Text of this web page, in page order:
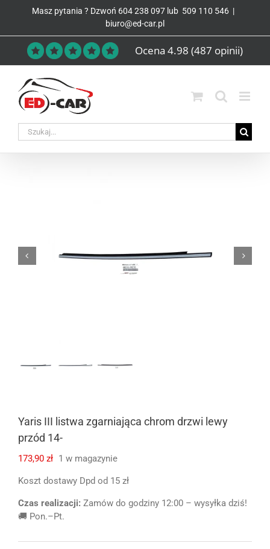
Masz pytania ? Dzwoń 604 238 097 lub 509 110 546 |
biuro@ed-car.pl
Ocena 4.98 (487 opinii)
Yaris III listwa zgarniająca chrom drzwi lewy
przód 14-
173,90 zł 1 w magazynie
Koszt dostawy Dpd od 15 zł
Czas realizacji: Zamów do godziny 12:00 – wysyłka dziś!
🚚 Pon.–Pt.